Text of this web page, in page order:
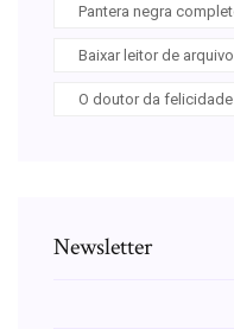
Pantera negra
Baixar leitor de
O doutor da
Newsletter